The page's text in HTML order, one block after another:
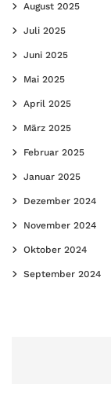
August 2025
Juli 2025
Juni 2025
Mai 2025
April 2025
März 2025
Februar 2025
Januar 2025
Dezember 2024
November 2024
Oktober 2024
September 2024